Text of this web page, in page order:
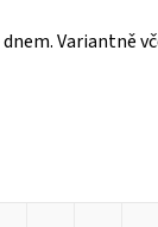
Variantně